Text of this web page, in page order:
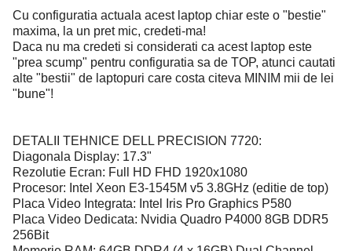
Cu configuratia actuala acest laptop chiar este o "bestie"
maxima, la un pret mic, credeti-ma!
Daca nu ma credeti si considerati ca acest laptop este
"prea scump" pentru configuratia sa de TOP, atunci cautati
alte "bestii" de laptopuri care costa citeva MINIM mii de lei
"bune"!
DETALII TEHNICE DELL PRECISION 7720:
Diagonala Display: 17.3"
Rezolutie Ecran: Full HD FHD 1920x1080
Procesor: Intel Xeon E3-1545M v5 3.8GHz (editie de top)
Placa Video Integrata: Intel Iris Pro Graphics P580
Placa Video Dedicata: Nvidia Quadro P4000 8GB DDR5
256Bit